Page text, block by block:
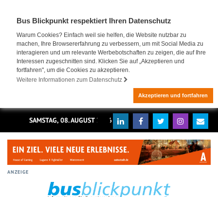
Bus Blickpunkt respektiert Ihren Datenschutz
Warum Cookies? Einfach weil sie helfen, die Website nutzbar zu
machen, Ihre Browsererfahrung zu verbessern, um mit Social Media zu
interagieren und um relevante Werbebotschaften zu zeigen, die auf Ihre
Interessen zugeschnitten sind. Klicken Sie auf „Akzeptieren und
fortfahren", um die Cookies zu akzeptieren.
Weitere Informationen zum Datenschutz
Akzeptieren und fortfahren
SAMSTAG, 08. AUGUST 2026
ANZEIGE